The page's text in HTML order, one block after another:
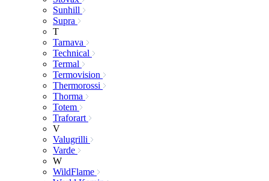
Sunhill
Supra
T
Tarnava
Technical
Termal
Termovision
Thermorossi
Thorma
Totem
Traforart
V
Valugrilli
Varde
W
WildFlame